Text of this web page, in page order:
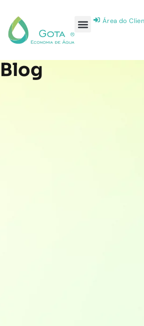
Área do
Blog